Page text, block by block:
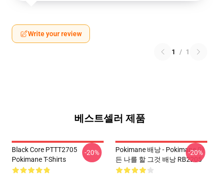
Write your review
1 / 1
베스트셀러 제품
Black Core PTTT2705
Pokimane T-Shirts
-20%
Pokimane 배낭 - Pokimane 만
든 나를 할 그것 배낭 RB2205
-20%